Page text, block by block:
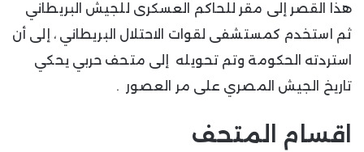
هذا القصر إلى مقر للحاكم العسكرى للجيش البريطاني
ثم استخدم كمستشفى لقوات الاحتلال البريطاني ، إلى أن
استردته الحكومة وتم تحويله إلى متحف حربي يحكي
تاريخ الجيش المصري على مر العصور .
اقسام المتحف